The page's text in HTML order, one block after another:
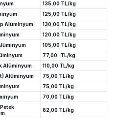
135,00 TL/kg
125,00 TL/kg
Alüminyum
130,00 TL/kg
120,00 TL/kg
105,00 TL/kg
77,00 TL/kg
Alüminyum
110,00 TL/kg
Alüminyum
75,00 TL/kg
75,00 TL/kg
70,00 TL/kg
62,00 TL/kg